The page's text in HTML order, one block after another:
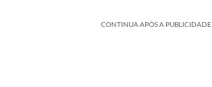
CONTINUA APÓS A PUBLICIDADE